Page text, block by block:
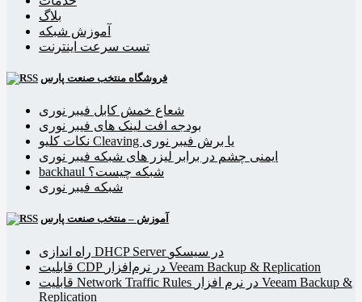
بلاگ
آموزش شبکه
تست سرعت اینترنت
فروشگاه منتخب صنعت پارس
شعاع خمش کابل فیبر نوری
بودجه افت لینک های فیبر نوری
نکات کلیو Cleaving یا برش فیبر نوری
ایمنی چشم در برابر لیزر های شبکه فیبر نوری
backhaul شبکه چیست؟
شبکه فیبر نوری
آموزش – منتخب صنعت پارس
راه اندازی DHCP Server در سیسکو
قابلیت CDP در نرم‌افزار Veeam Backup & Replication
قابلیت Network Traffic Rules در نرم افزار Veeam Backup &
Replication